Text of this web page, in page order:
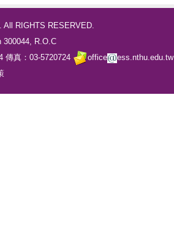
All RIGHTS RESERVED.
300044, R.O.C
傳真 ： 03-5720724 office
ess.nthu.edu.tw